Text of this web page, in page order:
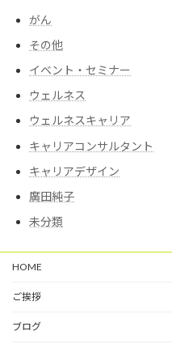
がん
その他
イベント・セミナー
ウェルネス
ウェルネスキャリア
キャリアコンサルタント
キャリアデザイン
廣田純子
未分類
HOME
ご挨拶
ブログ